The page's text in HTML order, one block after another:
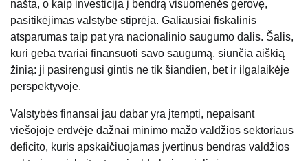
našta, o kaip investicija į bendrą visuomenės gerovę,
pasitikėjimas valstybe stiprėja. Galiausiai fiskalinis
atsparumas taip pat yra nacionalinio saugumo dalis. Šalis,
kuri geba tvariai finansuoti savo saugumą, siunčia aiškią
žinią: ji pasirengusi gintis ne tik šiandien, bet ir ilgalaikėje
perspektyvoje.
Valstybės finansai jau dabar yra įtempti, nepaisant
viešojoje erdvėje dažnai minimo mažo valdžios sektoriaus
deficito, kuris apskaičiuojamas įvertinus bendras valdžios